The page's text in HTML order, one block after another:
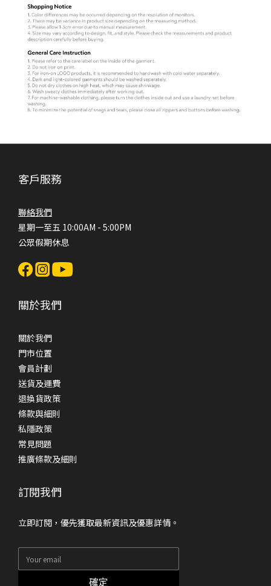
客戶服務
聯絡我們
星期一至五 10:00AM - 5:00PM
公眾假期休息
關於我們
關於我們
門市位置
會員計劃
送貨及運費
退換貨政策
條款與細則
私隱政策
常見問題
推廣條款及細則
訂閱我們
立即訂閱，優先獲取最新資訊及優惠詳情。
確定